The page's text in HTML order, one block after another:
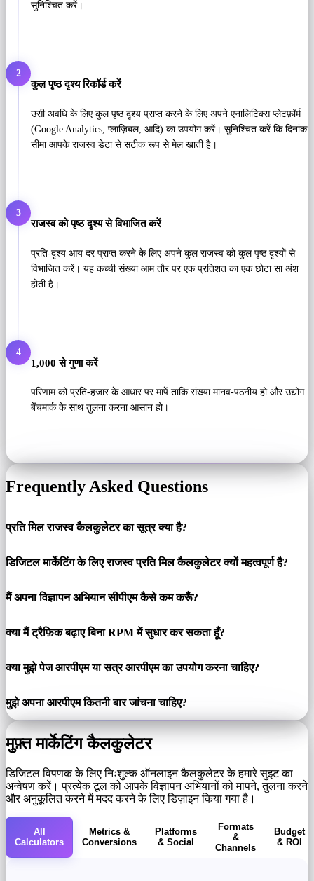
सुनिश्चित करें।
2
कुल पृष्ठ दृश्य रिकॉर्ड करें
उसी अवधि के लिए कुल पृष्ठ दृश्य प्राप्त करने के लिए अपने एनालिटिक्स प्लेटफ़ॉर्म
(Google Analytics, प्लाज़िबल, आदि) का उपयोग करें। सुनिश्चित करें कि दिनांक
सीमा आपके राजस्व डेटा से सटीक रूप से मेल खाती है।
3
राजस्व को पृष्ठ दृश्य से विभाजित करें
प्रति-दृश्य आय दर प्राप्त करने के लिए अपने कुल राजस्व को कुल पृष्ठ दृश्यों से
विभाजित करें। यह कच्ची संख्या आम तौर पर एक प्रतिशत का एक छोटा सा अंश
होती है।
4
1,000 से गुणा करें
परिणाम को प्रति-हजार के आधार पर मापें ताकि संख्या मानव-पठनीय हो और उद्योग
बेंचमार्क के साथ तुलना करना आसान हो।
Frequently Asked Questions
प्रति मिल राजस्व कैलकुलेटर का सूत्र क्या है?
डिजिटल मार्केटिंग के लिए राजस्व प्रति मिल कैलकुलेटर क्यों महत्वपूर्ण है?
मैं अपना विज्ञापन अभियान सीपीएम कैसे कम करूँ?
क्या मैं ट्रैफ़िक बढ़ाए बिना RPM में सुधार कर सकता हूँ?
क्या मुझे पेज आरपीएम या सत्र आरपीएम का उपयोग करना चाहिए?
मुझे अपना आरपीएम कितनी बार जांचना चाहिए?
मुफ़्त मार्केटिंग कैलकुलेटर
डिजिटल विपणक के लिए निःशुल्क ऑनलाइन कैलकुलेटर के हमारे सुइट का
अन्वेषण करें। प्रत्येक टूल को आपके विज्ञापन अभियानों को मापने, तुलना करने
और अनुकूलित करने में मदद करने के लिए डिज़ाइन किया गया है।
All
Calculators
Metrics &
Conversions
Platforms
& Social
Formats
&
Channels
Budget
& ROI